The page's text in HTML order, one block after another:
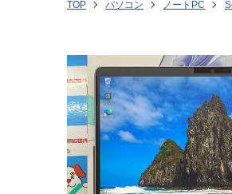
TOP パソコン ノートPC